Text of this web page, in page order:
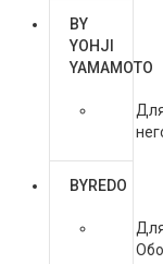
BY
YOHJI
YAMAMOTO
BYREDO